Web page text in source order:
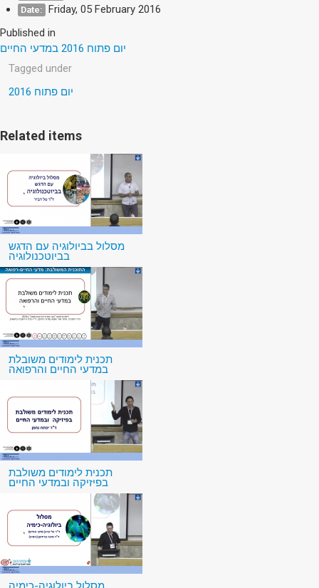
Date: Friday, 05 February 2016
Published in
יום פתוח 2016 במדעי החיים
Tagged under
יום פתוח 2016
Related items
מסלול בביולוגיה עם הדגש
בביוטכנולוגיה
תכנית לימודים משובלת
במדעי החיים והרפואה
תכנית לימודים משולבת
בפיזיקה ובמדעי החיים